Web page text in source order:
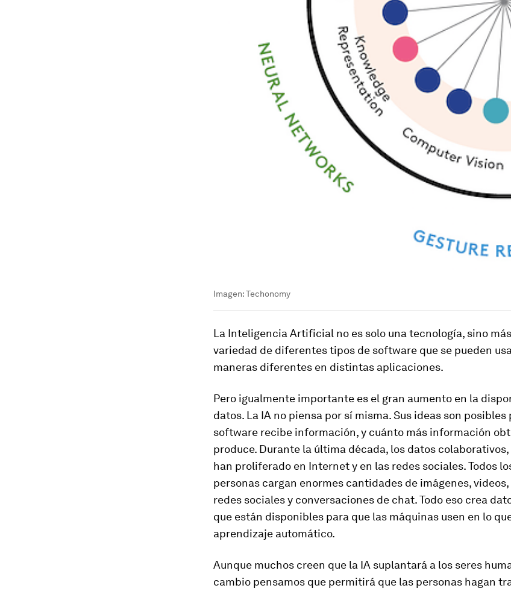
Imagen: Techonomy
La Inteligencia Artificial no es solo una tecnología, sino
variedad de diferentes tipos de software que se pueden
maneras diferentes en distintas aplicaciones.
Pero igualmente importante es el gran aumento en la
datos. La IA no piensa por sí misma. Sus ideas son posibles
software recibe información, y cuánto más información
produce. Durante la última década, los datos
han proliferado en Internet y en las redes sociales. Todos
personas cargan enormes cantidades de imágenes,
redes sociales y conversaciones de chat. Todo eso crea
que están disponibles para que las máquinas usen en lo
aprendizaje automático.
Aunque muchos creen que la IA suplantará a los seres
cambio pensamos que permitirá que las personas hagan